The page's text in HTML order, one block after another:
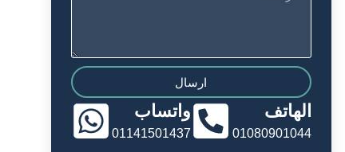
ارسال
الهاتف
01080901044
واتساب
01141501437